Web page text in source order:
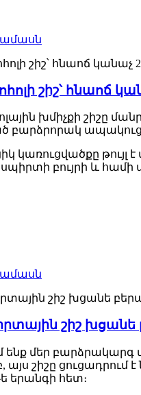
շիշ՝ հնաոճ
խմիչքի շիշը
ապակուց,
թույլ է
բույրի և
շիշ խցանե
ենք մեր բարձրակարգ
այս շիշը
երանգի հետ։